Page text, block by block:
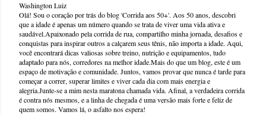
Washington Luiz
Olá! Sou o coração por trás do blog 'Corrida aos 50+'. Aos 50 anos, descobri
que a idade é apenas um número quando se trata de viver uma vida ativa e
saudável.Apaixonado pela corrida de rua, compartilho minha jornada, desafios e
conquistas para inspirar outros a calçarem seus tênis, não importa a idade. Aqui,
você encontrará dicas valiosas sobre treino, nutrição e equipamentos, tudo
adaptado para nós, corredores na melhor idade.Mais do que um blog, este é um
espaço de motivação e comunidade. Juntos, vamos provar que nunca é tarde para
começar a correr, superar limites e viver cada dia com mais energia e
alegria.Junte-se a mim nesta maratona chamada vida. Afinal, a verdadeira corrida
é contra nós mesmos, e a linha de chegada é uma versão mais forte e feliz de
quem somos. Vamos lá, o asfalto nos espera!